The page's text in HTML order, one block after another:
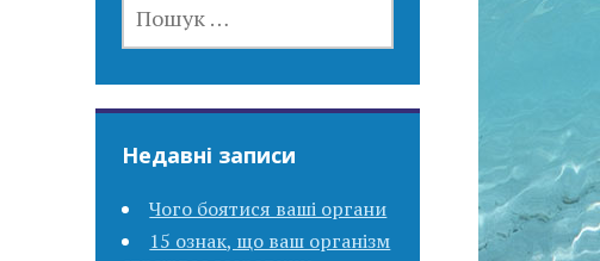
Недавні записи
Чого боятися ваші органи
15 ознак, що ваш організм